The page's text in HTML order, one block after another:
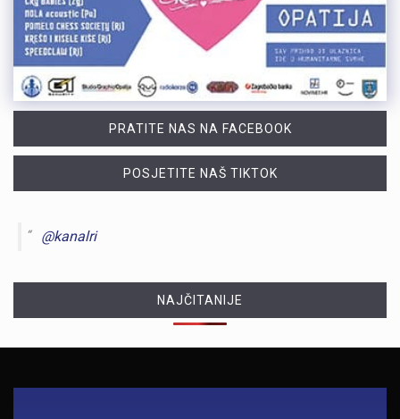
PRATITE NAS NA FACEBOOK
POSJETITE NAŠ TIKTOK
@kanalri
NAJČITANIJE